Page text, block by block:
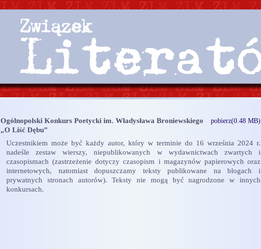
Ogólnopolski Konkurs Poetycki im. Władysława Broniewskiego
„O Liść Dębu”
pobierz(0.48 MB)
Uczestnikiem może być każdy autor, który w terminie do 16 września 2024 r.
nadeśle zestaw wierszy, niepublikowanych w wydawnictwach zwartych i
czasopismach (zastrzeżenie dotyczy czasopism i magazynów papierowych oraz
internetowych, natomiast dopuszczamy teksty publikowane na blogach i
prywatnych stronach autorów). Teksty nie mogą być nagrodzone w innych
konkursach.